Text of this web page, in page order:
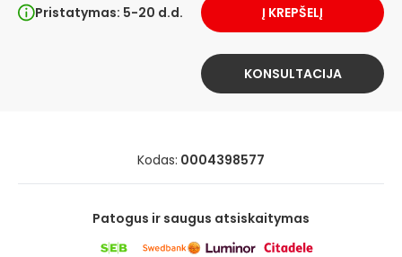
Pristatymas: 5-20 d.d. Į KREPŠELĮ
KONSULTACIJA
Kodas: 0004398577
Patogus ir saugus atsiskaitymas